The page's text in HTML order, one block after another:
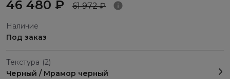
46 480 ₽ 61 972 ₽
Наличие
Под заказ
Текстура (2)
Черный / Мрамор черный